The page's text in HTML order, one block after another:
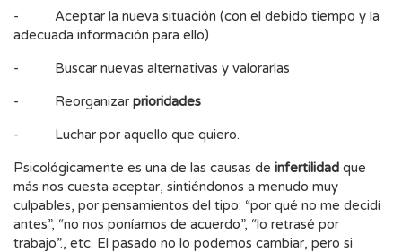
- Aceptar la nueva situación (con el debido tiempo y la
adecuada información para ello)
- Buscar nuevas alternativas y valorarlas
- Reorganizar prioridades
- Luchar por aquello que quiero.
Psicológicamente es una de las causas de infertilidad que
más nos cuesta aceptar, sintiéndonos a menudo muy
culpables, por pensamientos del tipo: “por qué no me decidí
antes”, “no nos poníamos de acuerdo”, “lo retrasé por
trabajo”., etc. El pasado no lo podemos cambiar, pero si